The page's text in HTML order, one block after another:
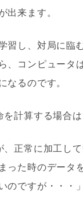
出来ます。
習し、対局に臨
、コンピュータ
なるのです。
を計算する場合
、正常に加工し
った時のデータ
のですが・・・」